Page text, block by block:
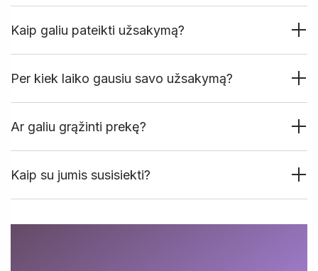
Kaip galiu pateikti užsakymą?
Per kiek laiko gausiu savo užsakymą?
Ar galiu grąžinti prekę?
Kaip su jumis susisiekti?